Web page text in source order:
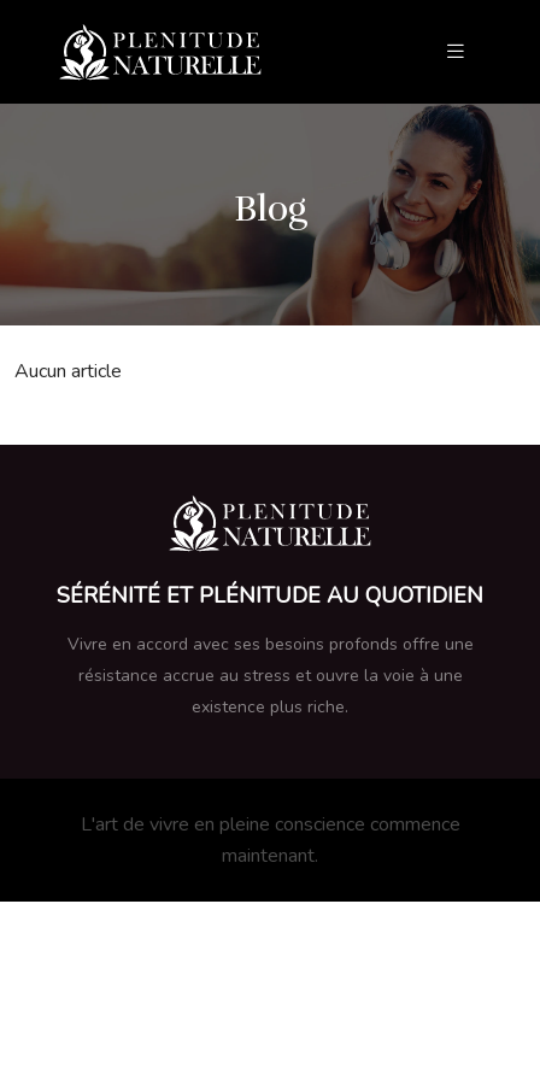
Blog
Aucun article
SÉRÉNITÉ ET PLÉNITUDE AU QUOTIDIEN
Vivre en accord avec ses besoins profonds offre une
résistance accrue au stress et ouvre la voie à une
existence plus riche.
L'art de vivre en pleine conscience commence
maintenant.